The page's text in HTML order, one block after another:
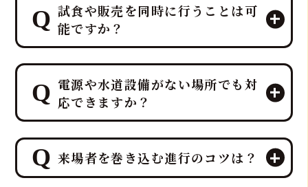
試食や販売を同時に行うことは可
能ですか？
エンターテイメントとして楽しんでい
ただいた後、その場で最高の贅沢を味
わう「試食」と、イベント後の楽しみ
を提供する「販売」を同時に行うこと
が可能です。
特に集客イベントや法人宴会では、こ
の「試食＆販売」の組み合わせが、イ
電源や水道設備がない場所でも対
応できますか？
ご安心ください。出張ケータリング日
本一、ケータリング部門実績No.1を誇
るプロ集団である鮪達人は、電源や水
来場者を巻き込む進行のコツは？